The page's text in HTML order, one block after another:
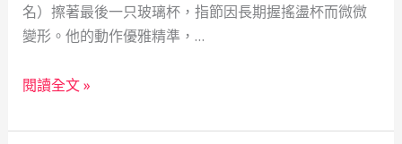
大
安
借
經
名）擦著最後一只玻璃杯，指節因長期握搖盪杯而微微
變形。他的動作優雅精準，…
當
的
閱讀全文 »